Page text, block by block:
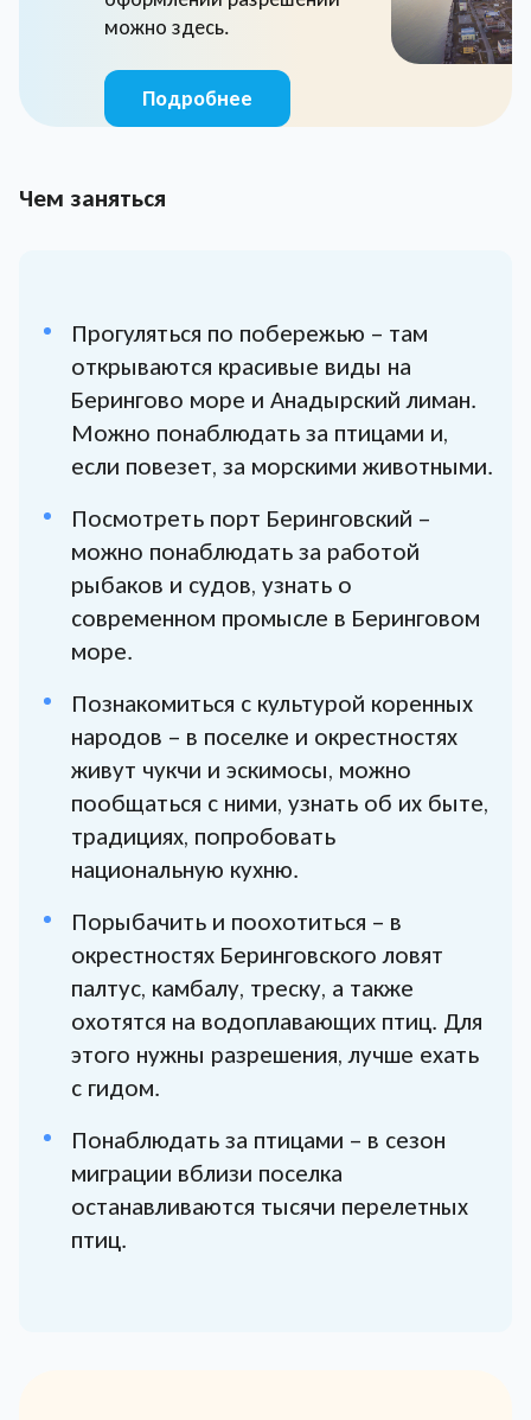
можно здесь.
Подробнее
Чем заняться
Прогуляться по побережью – там
открываются красивые виды на
Берингово море и Анадырский лиман.
Можно понаблюдать за птицами и,
если повезет, за морскими животными.
Посмотреть порт Беринговский –
можно понаблюдать за работой
рыбаков и судов, узнать о
современном промысле в Беринговом
море.
Познакомиться с культурой коренных
народов – в поселке и окрестностях
живут чукчи и эскимосы, можно
пообщаться с ними, узнать об их быте,
традициях, попробовать
национальную кухню.
Порыбачить и поохотиться – в
окрестностях Беринговского ловят
палтус, камбалу, треску, а также
охотятся на водоплавающих птиц. Для
этого нужны разрешения, лучше ехать
с гидом.
Понаблюдать за птицами – в сезон
миграции вблизи поселка
останавливаются тысячи перелетных
птиц.